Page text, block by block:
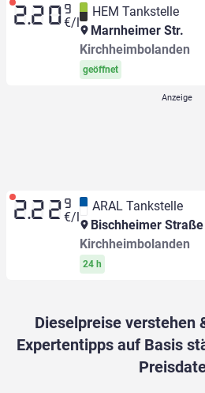
2.20 9
€/l
HEM Tankstelle
Marnheimer Str.
Kirchheimbolanden
geöffnet
2.22 9
€/l
ARAL Tankstelle
Bischheimer Straße
Kirchheimbolanden
24 h
Dieselpreise verstehen
Expertentipps auf Basis